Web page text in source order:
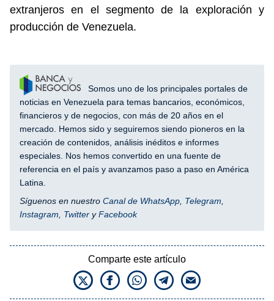
extranjeros en el segmento de la exploración y
producción de Venezuela.
Somos uno de los principales portales de
noticias en Venezuela para temas bancarios, económicos,
financieros y de negocios, con más de 20 años en el
mercado. Hemos sido y seguiremos siendo pioneros en la
creación de contenidos, análisis inéditos e informes
especiales. Nos hemos convertido en una fuente de
referencia en el país y avanzamos paso a paso en América
Latina.
Síguenos en nuestro Canal de WhatsApp Telegram
Instagram
Twitter yFacebook
Comparte este artículo